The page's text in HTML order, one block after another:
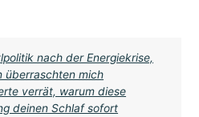
nach der Energiekrise,
überraschten mich
verrät, warum diese
deinen Schlaf sofort